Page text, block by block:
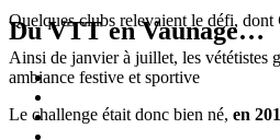
Du VTT en Vaunage…
Inscription
2025/26
« Gravity »
Ecole
Quelques clubs relevaient le défi, dont
Ainsi de janvier à juillet, les vététistes
ambiance festive et sportive
Le challenge était donc bien né, en